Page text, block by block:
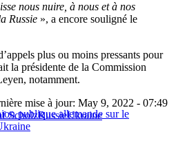
nous nuire, à nous et à nos
Russie », a encore souligné le
plus ou moins pressants pour
la présidente de la Commission
notamment.
publique allemande sur le
mise à jour: May 9, 2022 - 07:49
ScholzRussieUkraine